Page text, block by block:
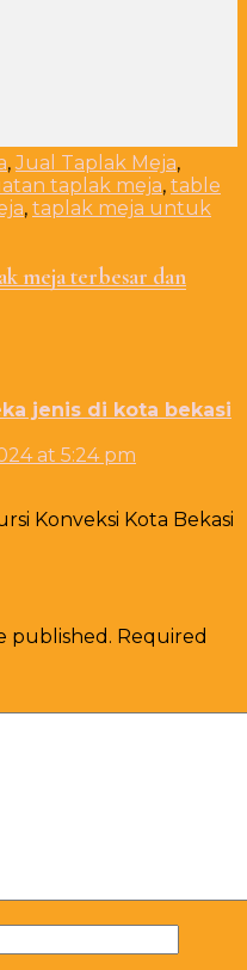
,Jual Taplak Meja,
taplak meja, table
, taplak meja untuk
meja terbesar dan
jenis di kota bekasi
at 5:24 pm
Konveksi Kota Bekasi
published. Required